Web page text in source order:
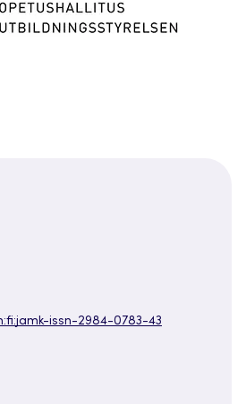
issn-2984-0783-43